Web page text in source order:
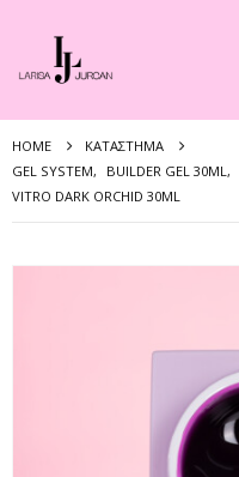
HOME
ΚΑΤΆΣΤΗΜΑ
GEL SYSTEM, BUILDER GEL 30ML,
VITRO DARK ORCHID 30ML